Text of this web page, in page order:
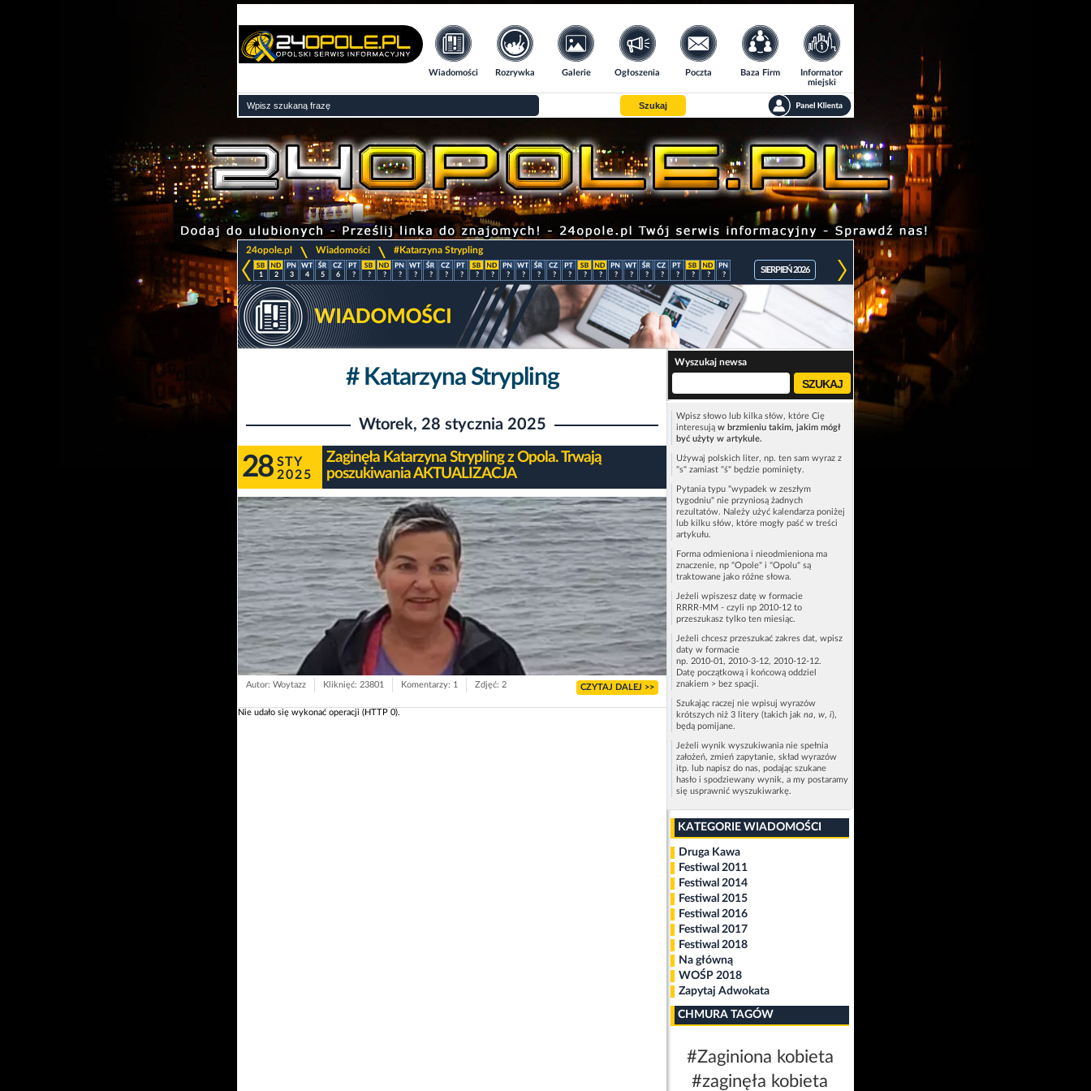
Wiadomości Rozrywka Galerie Ogłoszenia Poczta Baza Firm
Informator
miejski
Szukaj
24opole.pl
>
Wiadomości #Katarzyna Strypling
1 2 3 4 5 6 ? ? ? ? ? ? ? ? ? ? ? ? ? ? ? ? ? ? ? ? ? ? ? ? ?
SIERPIEŃ 2026
# Katarzyna Strypling
Wtorek, 28 stycznia 2025
28 STY
2025
Zaginęła Katarzyna Strypling z Opola. Trwają
poszukiwania AKTUALIZACJA
Autor: Woytazz Kliknięć: 23801 Komentarzy: 1 Zdjęć: 2 CZYTAJ DALEJ >>
Nie udało się wykonać operacji (HTTP 0).
Wyszukaj newsa
Wpisz słowo lub kilka słów, które Cię
interesują w brzmieniu takim, jakim mógł
być użyty w artykule.
Używaj polskich liter, np. ten sam wyraz z
"s" zamiast "ś" będzie pominięty.
Pytania typu "wypadek w zeszłym
tygodniu" nie przyniosą żadnych
rezultatów. Należy użyć kalendarza poniżej
lub kilku słów, które mogły paść w treści
artykułu.
Forma odmieniona i nieodmieniona ma
znaczenie, np "Opole" i "Opolu" są
traktowane jako różne słowa.
Jeżeli wpiszesz datę w formacie
RRRR-MM - czyli np 2010-12 to
przeszukasz tylko ten miesiąc.
Jeżeli chcesz przeszukać zakres dat, wpisz
daty w formacie
np. 2010-01, 2010-3-12, 2010-12-12.
Datę początkową i końcową oddziel
znakiem > bez spacji.
Szukając raczej nie wpisuj wyrazów
krótszych niż 3 litery (takich jak na, w, i),
będą pomijane.
Jeżeli wynik wyszukiwania nie spełnia
założeń, zmień zapytanie, skład wyrazów
itp. lub napisz do nas, podając szukane
hasło i spodziewany wynik, a my postaramy
się usprawnić wyszukiwarkę.
KATEGORIE WIADOMOŚCI
Druga Kawa
Festiwal 2011
Festiwal 2014
Festiwal 2015
Festiwal 2016
Festiwal 2017
Festiwal 2018
Na główną
WOŚP 2018
Zapytaj Adwokata
CHMURA TAGÓW
#Zaginiona kobieta
#zaginęła kobieta